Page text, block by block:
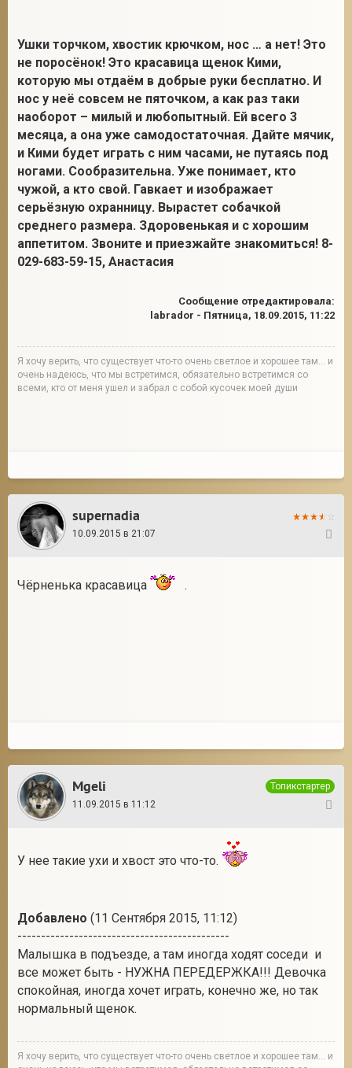
Ушки торчком, хвостик крючком, нос … а нет! Это
не поросёнок! Это красавица щенок Кими,
которую мы отдаём в добрые руки бесплатно. И
нос у неё совсем не пяточком, а как раз таки
наоборот – милый и любопытный. Ей всего 3
месяца, а она уже самодостаточная. Дайте мячик,
и Кими будет играть с ним часами, не путаясь под
ногами. Сообразительна. Уже понимает, кто
чужой, а кто свой. Гавкает и изображает
серьёзную охранницу. Вырастет собачкой
среднего размера. Здоровенькая и с хорошим
аппетитом. Звоните и приезжайте знакомиться! 8-
029-683-59-15, Анастасия
Сообщение отредактировала:
labrador - Пятница, 18.09.2015, 11:22
Я хочу верить, что существует что-то очень светлое и хорошее там... и
очень надеюсь, что мы встретимся, обязательно встретимся со
всеми, кто от меня ушел и забрал с собой кусочек моей души
supernadia
10.09.2015 в 21:07
Чёрненька красавица .
Mgeli
Топикстартер
11.09.2015 в 11:12
У нее такие ухи и хвост это что-то.
Добавлено (11 Сентября 2015, 11:12)
---------------------------------------------
Малышка в подъезде, а там иногда ходят соседи и
все может быть - НУЖНА ПЕРЕДЕРЖКА!!! Девочка
спокойная, иногда хочет играть, конечно же, но так
нормальный щенок.
Я хочу верить, что существует что-то очень светлое и хорошее там... и